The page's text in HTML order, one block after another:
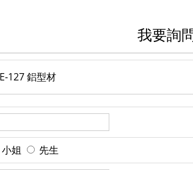
我要詢
127 鋁型材
小姐 先生